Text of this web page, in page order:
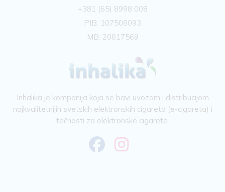
+381 (65) 8998 008
PIB: 107508093
MB: 20817569
Inhalika je kompanija koja se bavi uvozom i distribucijom
najkvalitetnijih svetskih elektronskih cigareta (e-cigareta) i
tečnosti za elektronske cigarete.